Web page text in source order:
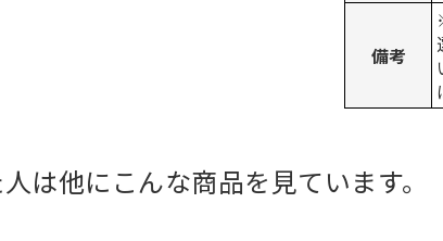
備考
は他にこんな商品を見ています。